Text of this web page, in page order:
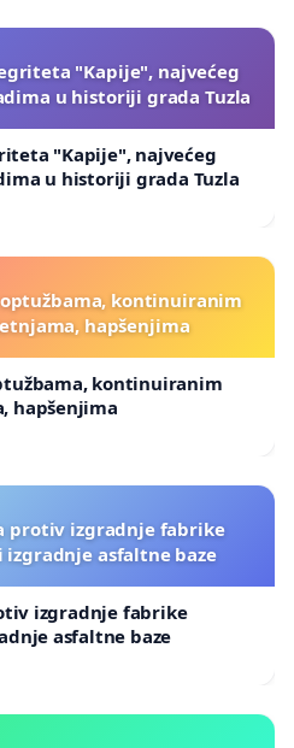
"Kapije", najvećeg
u historiji grada Tuzla
"Kapije", najvećeg
u historiji grada Tuzla
kontinuiranim
hapšenjima
kontinuiranim
hapšenjima
protiv izgradnje fabrike
asfaltne baze
izgradnje fabrike
asfaltne baze